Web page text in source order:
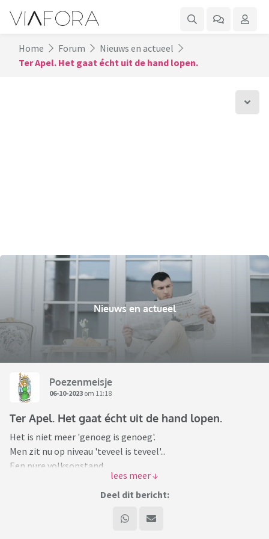
Home Forum
Nieuws en actueel
Ter Apel. Het gaat écht uit de hand lopen.
Nieuws en actueel
Poezenmeisje
06-10-2023 om 11:18
Ter Apel. Het gaat écht uit de hand lopen.
Het is niet meer 'genoeg is genoeg'.
Men zit nu op niveau 'teveel is teveel'...
Een pure volksopstand.
Dit naar aanleiding van diefstal uit een auto.
Deel dit bericht: